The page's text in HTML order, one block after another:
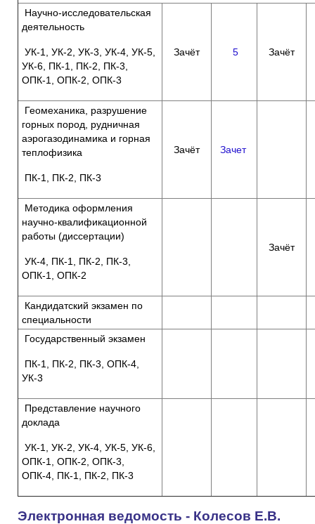
Научно-исследовательская
деятельность
УК-1, УК-2, УК-3, УК-4, УК-5,
УК-6, ПК-1, ПК-2, ПК-3,
ОПК-1, ОПК-2, ОПК-3
Зачёт 5 Зачёт
Геомеханика, разрушение
горных пород, рудничная
аэрогазодинамика и горная
теплофизика
ПК-1, ПК-2, ПК-3
Зачёт Зачет
Методика оформления
научно-квалификационной
работы (диссертации)
УК-4, ПК-1, ПК-2, ПК-3,
ОПК-1, ОПК-2
Зачёт
Кандидатский экзамен по
специальности
Государственный экзамен
ПК-1, ПК-2, ПК-3, ОПК-4,
УК-3
Представление научного
доклада
УК-1, УК-2, УК-4, УК-5, УК-6,
ОПК-1, ОПК-2, ОПК-3,
ОПК-4, ПК-1, ПК-2, ПК-3
Электронная ведомость - Колесов Е.В.